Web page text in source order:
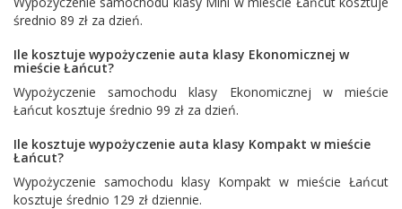
średnio 89 zł za dzień.
Ile kosztuje wypożyczenie auta klasy Ekonomicznej w
mieście Łańcut?
Wypożyczenie samochodu klasy Ekonomicznej w mieście
Łańcut kosztuje średnio 99 zł za dzień.
Ile kosztuje wypożyczenie auta klasy Kompakt w mieście
Łańcut?
Wypożyczenie samochodu klasy Kompakt w mieście Łańcut
kosztuje średnio 129 zł dziennie.